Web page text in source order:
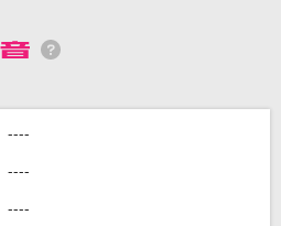
----
----
----